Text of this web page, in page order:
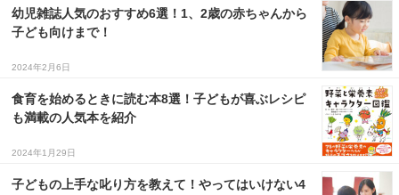
幼児雑誌人気のおすすめ6選！1、2歳の赤ちゃんから
子ども向けまで！
2024年2月6日
食育を始めるときに読む本8選！子どもが喜ぶレシピ
も満載の人気本を紹介
2024年1月29日
子どもの上手な叱り方を教えて！やってはいけない4